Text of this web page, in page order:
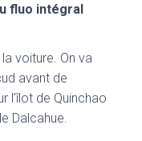
fluo intégral
voiture. On va
avant de
l’îlot de Quinchao
Dalcahue.